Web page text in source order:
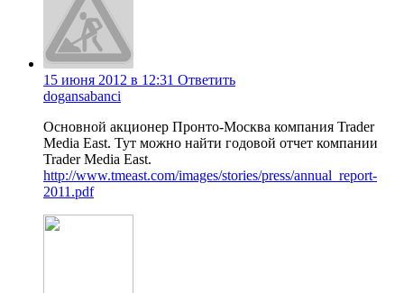
15 июня 2012 в 12:31 Ответить
dogansabanci
Основной акционер Пронто-Москва компания Trader
Media East. Тут можно найти годовой отчет компании
Trader Media East.
http://www.tmeast.com/images/stories/press/annual_report-
2011.pdf